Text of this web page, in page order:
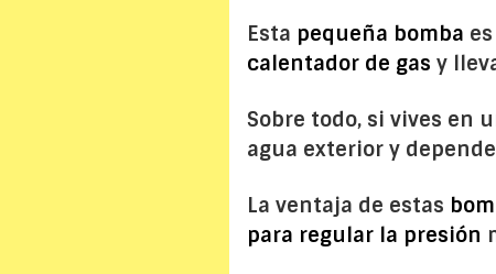
Esta pequeña bomba
calentador de gas y
Sobre todo, si vives en
agua exterior y
La ventaja de estas
para regular la presión